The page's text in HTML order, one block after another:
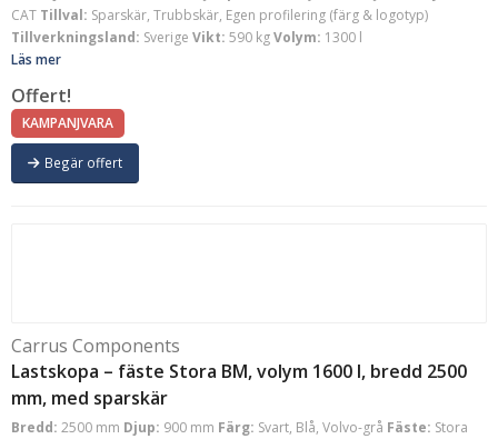
CAT Tillval: Sparskär, Trubbskär, Egen profilering (färg & logotyp)
Tillverkningsland: Sverige Vikt: 590 kgVolym: 1300 l
Läs mer
Offert!
KAMPANJVARA
Begär offert
Carrus Components
Lastskopa – fäste Stora BM, volym 1600 l, bredd 2500
mm, med sparskär
Bredd: 2500 mm Djup: 900 mm Färg: Svart, Blå, Volvo-grå Fäste: Stora